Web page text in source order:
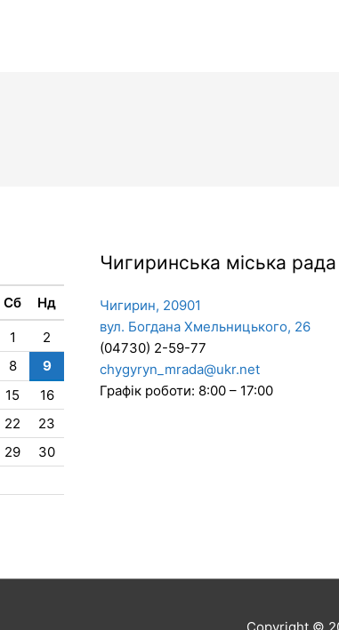
Сб Нд
1
2
8
9
15
16
22
23
29
30
Чигиринська міська рада
Чигирин, 20901
вул. Богдана Хмельницького, 26
(04730) 2-59-77
chygyryn_mrada@ukr.net
Графік роботи: 8:00 – 17:00